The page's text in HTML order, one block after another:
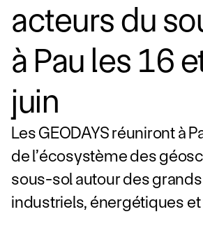
acteurs du
à Pau les 16
juin
Les GEODAYS réuniront à
de l’écosystème des
sous-sol autour des
industriels, énergétiques